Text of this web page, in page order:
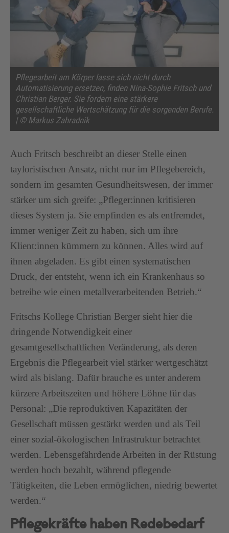
Pflegearbeit am Körper lasse sich nicht durch
Automatisierung ersetzen, finden Nina-Sophie Fritsch und
Christian Berger. Sie fordern eine stärkere
gesellschaftliche Wertschätzung für die sorgenden Berufe.
| © Markus Zahradnik
Auch Fritsch beschreibt an dieser Stelle einen
tayloristischen Ansatz, nicht nur im Pflegebereich,
sondern im gesamten Gesundheitswesen, der immer
stärker um sich greife: „Pfleger:innen kritisieren
dieses System ja. Sie empfinden es als entfremdet,
immer weniger Zeit zu haben, sich um ihre
Klient:innen kümmern zu können. Alles wird auf
ihnen abgeladen. Es gibt einen systematischen
Druck, der entsteht, wenn ich ein Krankenhaus so
betreibe wie einen metallverarbeitenden Betrieb.“
Fritschs Kollege Christian Berger sieht hier die
dringende Notwendigkeit einer
gesamtgesellschaftlichen Veränderung, als deren
Ergebnis die Pflegearbeit viel stärker wertgeschätzt
wird als bislang. Dafür brauche es unter anderem
kürzere Arbeitszeiten und höhere Löhne für das
Personal: „Die reproduktiven Kapazitäten der
Gesellschaft müssen gestärkt werden und als Teil
einer sozial-ökologischen Infrastruktur betrachtet
werden. Lebensgefährdende Arbeiten in der Rüstung
werden hoch bezahlt, während pflegende
Tätigkeiten, die Leben ermöglichen, niedrig bewertet
werden.“
Pflegekräfte haben Redebedarf